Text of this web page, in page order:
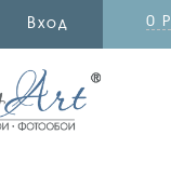
Вход 0